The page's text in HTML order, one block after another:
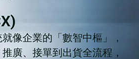
像企業的「數智中樞」，
廣、接單到出貨全流程，